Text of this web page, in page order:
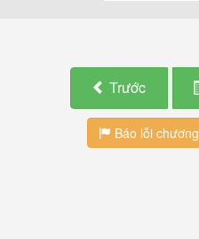
Trước
Báo lỗi chương